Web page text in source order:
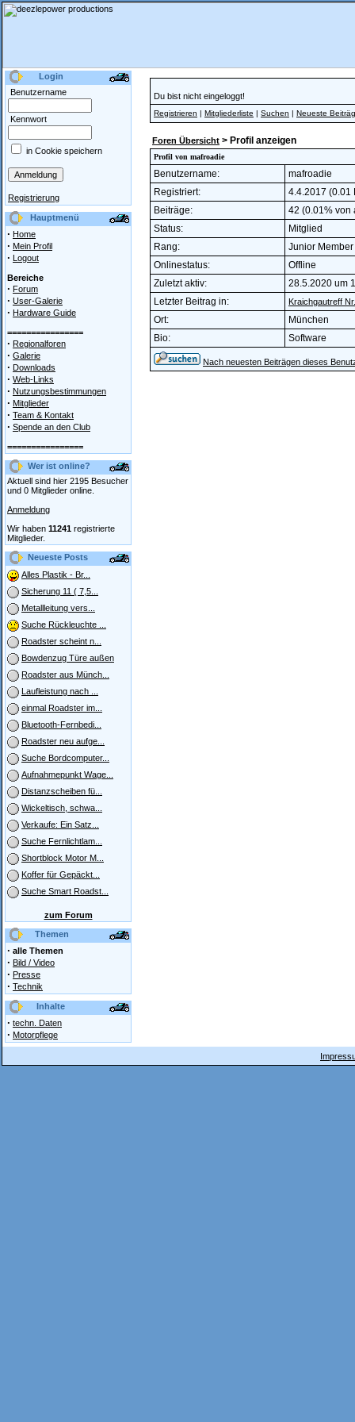
Login
Benutzername
Kennwort
in Cookie speichern
Registrierung
Hauptmenü
· Home
· Mein Profil
· Logout
Bereiche
· Forum
· User-Galerie
· Hardware Guide
================
· Regionalforen
· Galerie
· Downloads
· Web-Links
· Nutzungsbestimmungen
· Mitglieder
· Team & Kontakt
· Spende an den Club
================
Wer ist online?
Aktuell sind hier 2195 Besucher
und 0 Mitglieder online.
Anmeldung
Wir haben 11241 registrierte
Mitglieder.
Neueste Posts
Alles Plastik - Br...
Sicherung 11 ( 7,5...
Metallleitung vers...
Suche Rückleuchte ...
Roadster scheint n...
Bowdenzug Türe außen
Roadster aus Münch...
Laufleistung nach ...
einmal Roadster im...
Bluetooth-Fernbedi...
Roadster neu aufge...
Suche Bordcomputer...
Aufnahmepunkt Wage...
Distanzscheiben fü...
Wickeltisch, schwa...
Verkaufe: Ein Satz...
Suche Fernlichtlam...
Shortblock Motor M...
Koffer für Gepäckt...
Suche Smart Roadst...
zum Forum
Themen
· alle Themen
· Bild / Video
· Presse
· Technik
Inhalte
· techn. Daten
· Motorpflege
Du bist nicht eingeloggt!
Registrieren | Mitgliederliste | Suchen | Neueste
Foren Übersicht > Profil anzeigen
Profil von mafroadie
Benutzername:
mafroadie
Registriert:
4.4.2017 (0.01
Beiträge:
42 (0.01% von
Status:
Mitglied
Rang:
Junior Member
Onlinestatus:
Offline
Zuletzt aktiv:
28.5.2020 um
Letzter Beitrag in:
Kraichgautreff
Ort:
München
Bio:
Software
Nach neuesten Beiträgen dieses